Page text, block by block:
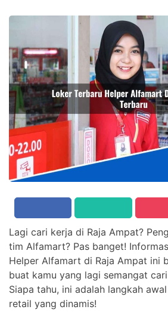
Lagi cari kerja di Raja Ampat?
tim Alfamart? Pas banget!
Helper Alfamart di Raja Ampat ini
buat kamu yang lagi semangat
Siapa tahu, ini adalah langkah
retail yang dinamis!